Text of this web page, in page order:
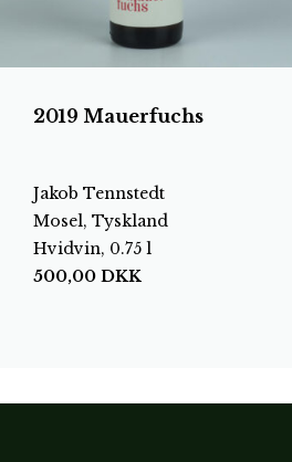
2019 Mauerfuchs
Jakob Tennstedt
Mosel, Tyskland
Hvidvin, 0.75 l
500,00DKK